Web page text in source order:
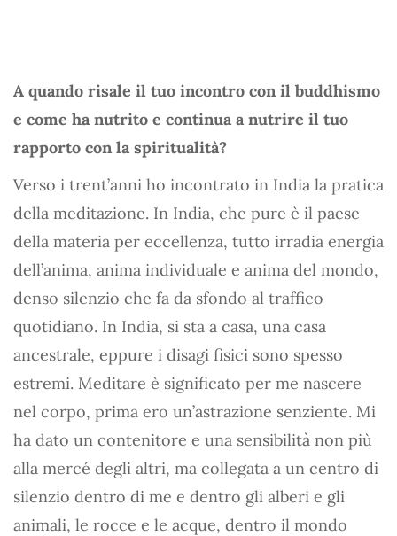
A quando risale il tuo incontro con il buddhismo
e come ha nutrito e continua a nutrire il tuo
rapporto con la spiritualità?
Verso i trent’anni ho incontrato in India la pratica
della meditazione. In India, che pure è il paese
della materia per eccellenza, tutto irradia energia
dell’anima, anima individuale e anima del mondo,
denso silenzio che fa da sfondo al traffico
quotidiano. In India, si sta a casa, una casa
ancestrale, eppure i disagi fisici sono spesso
estremi. Meditare è significato per me nascere
nel corpo, prima ero un’astrazione senziente. Mi
ha dato un contenitore e una sensibilità non più
alla mercé degli altri, ma collegata a un centro di
silenzio dentro di me e dentro gli alberi e gli
animali, le rocce e le acque, dentro il mondo